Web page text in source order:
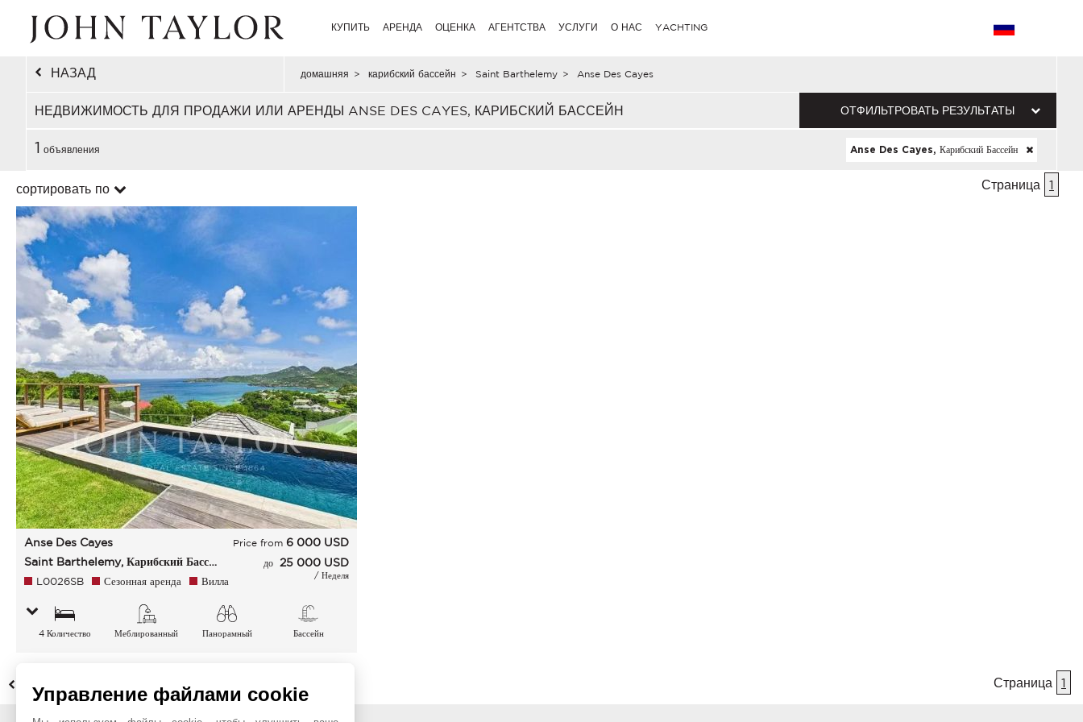
КУПИТЬ АРЕНДА ОЦЕНКА АГЕНТСТВА УСЛУГИ О НАС YACHTING
НАЗАД домашняя > карибский бассейн > Saint Barthelemy > Anse Des Cayes
НЕДВИЖИМОСТЬ ДЛЯ ПРОДАЖИ ИЛИ АРЕНДЫ ANSE DES CAYES, КАРИБСКИЙ БАССЕЙН ОТФИЛЬТРОВАТЬ РЕЗУЛЬТАТЫ
1 объявления Anse Des Cayes, Карибский Бассейн
сортировать по Страница 1
Anse Des Cayes
Saint Barthelemy, Карибский Бассейн
Price from 6 000 USD
до 25 000 USD
/ Неделя
L0026SB Сезонная аренда Вилла
4 Количество
Меблированный Панорамный Бассейн
НАЗАД Страница 1
Управление файлами cookie